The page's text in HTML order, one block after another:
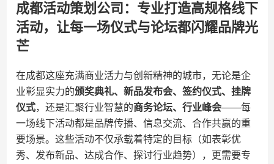
成都活动策划公司：专业打造高规格线下
活动，让每一场仪式与论坛都闪耀品牌光
芒
在成都这座充满商业活力与创新精神的城市，无论是企
业彰显实力的​​颁奖典礼、新品发布会、签约仪式、挂牌
仪式​​，还是汇聚行业智慧的​​商务论坛、行业峰会​​——每
一场线下活动都是品牌传播、信息交流、合作共赢的重
要场景。这些活动不仅承载着特定的目标（如表彰优
秀、发布新品、达成合作、探讨行业趋势），更需要专